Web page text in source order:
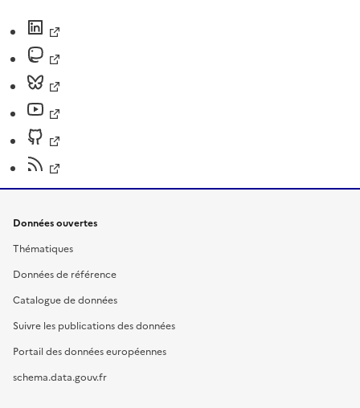
Données ouvertes
Thématiques
Données de référence
Catalogue de données
Suivre les publications des données
Portail des données européennes
schema.data.gouv.fr